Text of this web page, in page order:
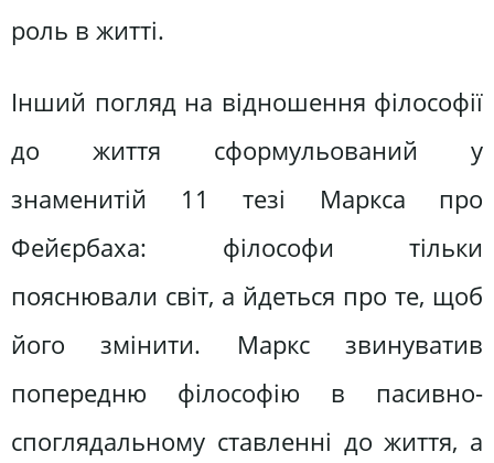
роль в житті.
Інший погляд на відношення філософії
до життя сформульований у
знаменитій 11 тезі Маркса про
Фейєрбаха: філософи тільки
пояснювали світ, а йдеться про те, щоб
його змінити. Маркс звинуватив
попередню філософію в пасивно-
споглядальному ставленні до життя, а